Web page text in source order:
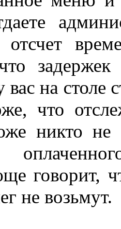
отсчет
на столе
что
никто
говорит,
не возьмут.